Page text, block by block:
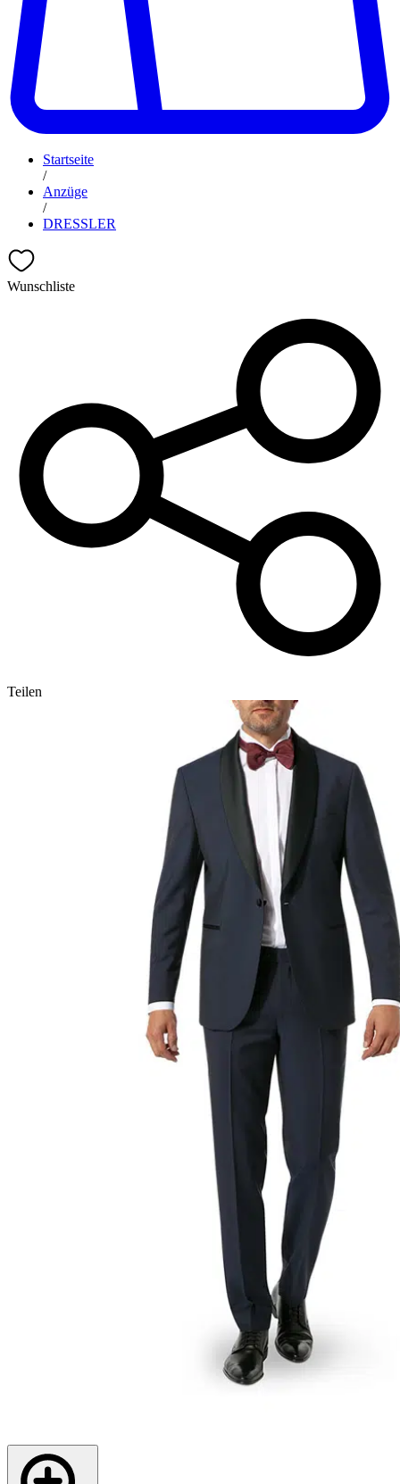
Startseite
/
Anzüge
/
DRESSLER
Wunschliste
Teilen